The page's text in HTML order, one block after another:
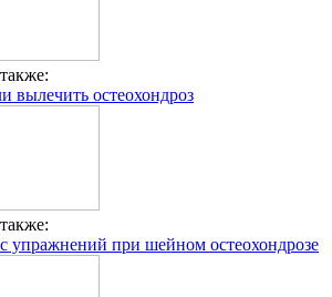
вылечить остеохондроз
упражнений при шейном остеохондрозе